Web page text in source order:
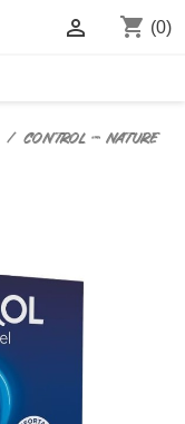
shopping_cart (0)

CONTROL - NATURE